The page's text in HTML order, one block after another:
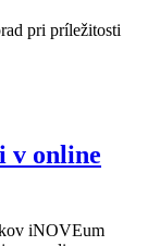
pri príležitosti
v online
iNOVEum